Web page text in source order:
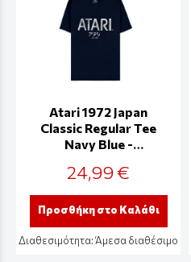
Atari 1972 Japan
Classic Regular Tee
Navy Blue -
24,99 €
Προσθήκη στο Καλάθι
Διαθεσιμότητα:Άμεσα διαθέσιμο